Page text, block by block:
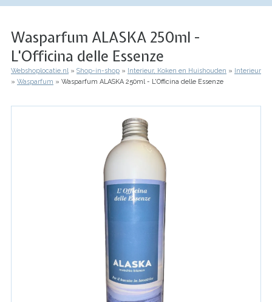
l
Wasparfum ALASKA 250ml -
L'Officina delle Essenze
Kruimelpad
Webshoplocatie.nl Shop-in-shop Interieur, Koken en Huishouden
Interieur
Wasparfum
Wasparfum ALASKA 250ml - L'Officina delle Essenze